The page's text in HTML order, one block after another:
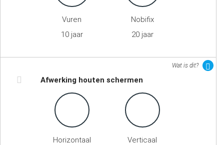
Vuren
10 jaar
Nobifix
20 jaar
Wat is dit?
Afwerking houten schermen
Horizontaal Verticaal